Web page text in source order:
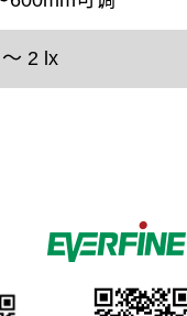
～ 2 lx